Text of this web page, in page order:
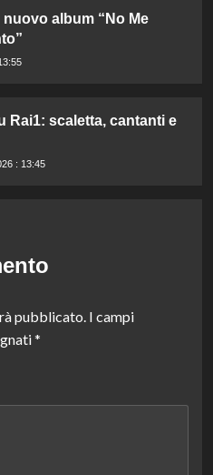
album “No Me
Rai1: scaletta, cantanti e
: 13:45
pubblicato. I campi
*